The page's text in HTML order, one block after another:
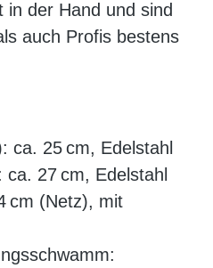
in der Hand und sind
auch Profis bestens
ca. 25 cm, Edelstahl
27 cm, Edelstahl
cm (Netz), mit